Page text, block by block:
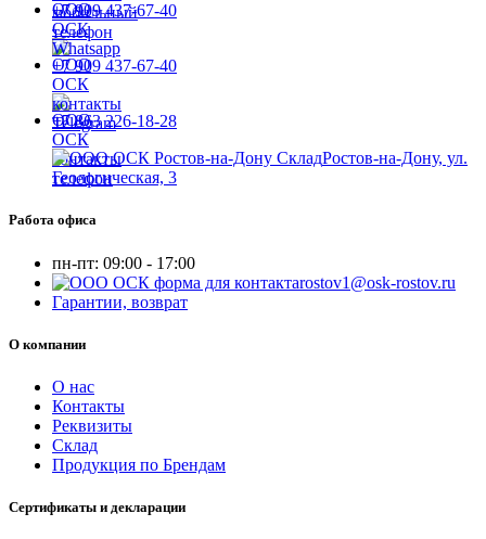
+7 909 437-67-40
+7 909 437-67-40
+7 863 226-18-28
Ростов-на-Дону, ул.
Геологическая, 3
Работа офиса
пн-пт: 09:00 - 17:00
rostov1@osk-rostov.ru
Гарантии, возврат
О компании
О нас
Контакты
Реквизиты
Склад
Продукция по Брендам
Сертификаты и декларации